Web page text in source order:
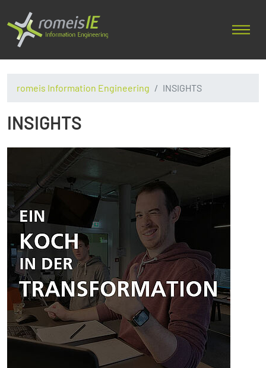
romeis Information Engineering INSIGHTS
INSIGHTS